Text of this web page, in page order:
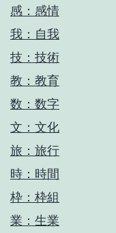
感：感情
我：自我
技：技術
教：教育
数：数字
文：文化
旅：旅行
時：時間
枠：枠組
業：生業